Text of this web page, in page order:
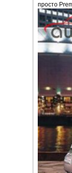
просто